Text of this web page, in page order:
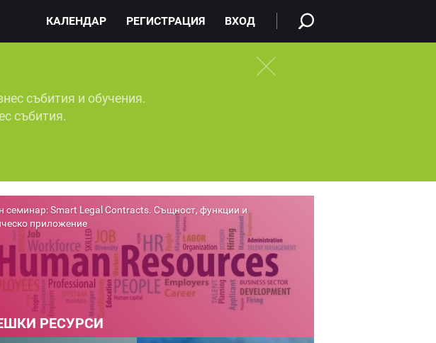
КАЛЕНДАР РЕГИСТРАЦИЯ ВХОД
събития и обучения.
събития.
РЕСУРСИ
семинар: Smart Legal Contracts. Същност, функции и
приложение